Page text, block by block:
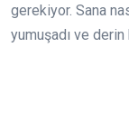
gerekiyor. Sana
yumuşadı ve